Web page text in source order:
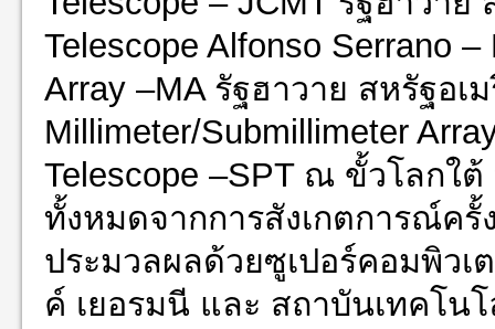
Telescope Alfonso Serrano
Array –MA รัฐฮาวาย สหรัฐอเ
Millimeter/Submillimeter
Telescope –SPT ณ ขั้วโลกใ
ทั้งหมดจากการสังเกตการณ์ค
ประมวลผลด้วยซูเปอร์คอมพิว
ค์ เยอรมนี และ สถาบันเทคโน